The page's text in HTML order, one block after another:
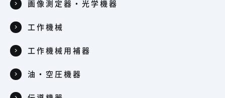
画像測定器・光学機器
工作機械
工作機械用補器
油・空圧機器